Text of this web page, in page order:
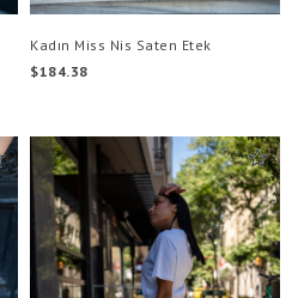
Kadın Miss Nis Saten Etek
$184.38